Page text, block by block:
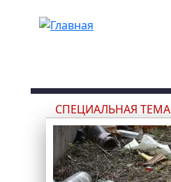
СПЕЦИАЛЬНАЯ ТЕМА